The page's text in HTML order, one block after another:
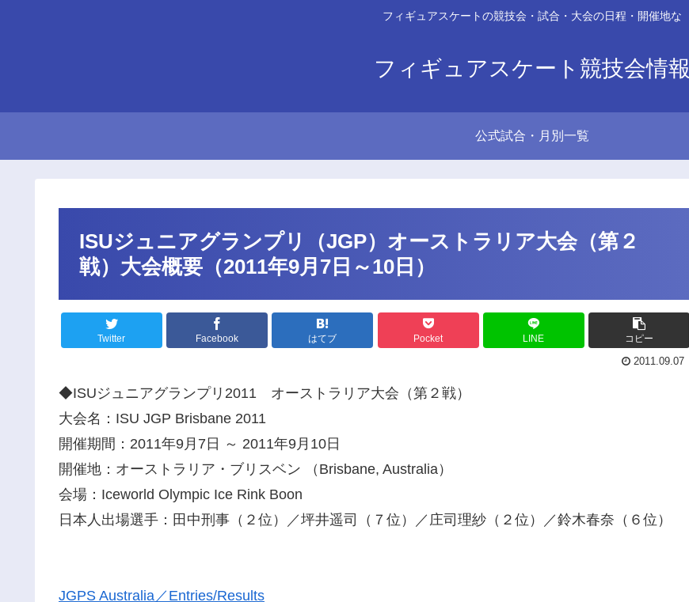
フィギュアスケートの競技会・試合・大会の日程・開催地な
フィギュアスケート競技会情報
公式試合・月別一覧
ISUジュニアグランプリ（JGP）オーストラリア大会（第２
戦）大会概要（2011年9月7日～10日）
Twitter Facebook はてブ Pocket LINE コピー
2011.09.07
◆ISUジュニアグランプリ2011 オーストラリア大会（第２戦）
大会名：ISU JGP Brisbane 2011
開催期間：2011年9月7日 ～ 2011年9月10日
開催地：オーストラリア・ブリスベン （Brisbane, Australia）
会場：Iceworld Olympic Ice Rink Boon
日本人出場選手：田中刑事（２位）／坪井遥司（７位）／庄司理紗（２位）／鈴木春奈（６位）
JGPS Australia／Entries/Results